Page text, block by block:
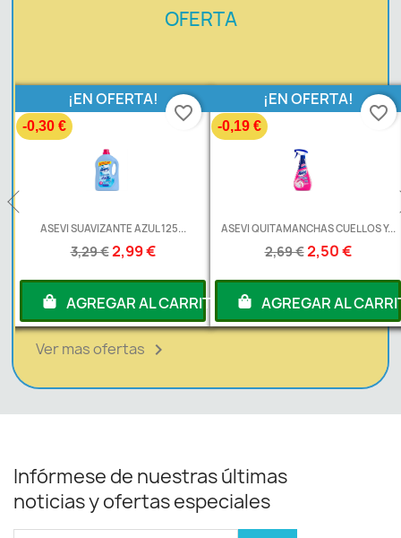
OFERTA
ASEVI SUAVIZANTE AZUL 125...
3,29 €2,99 €
¡EN OFERTA!
-0,30 €
AGREGAR AL CARRITO
favorite_border
ASEVI QUITAMANCHAS CUELLOS Y...
2,69 €2,50 €
¡EN OFERTA!
-0,19 €
AGREGAR AL
favorite_border
Ver mas ofertas 
Infórmese de nuestras últimas
noticias y ofertas especiales